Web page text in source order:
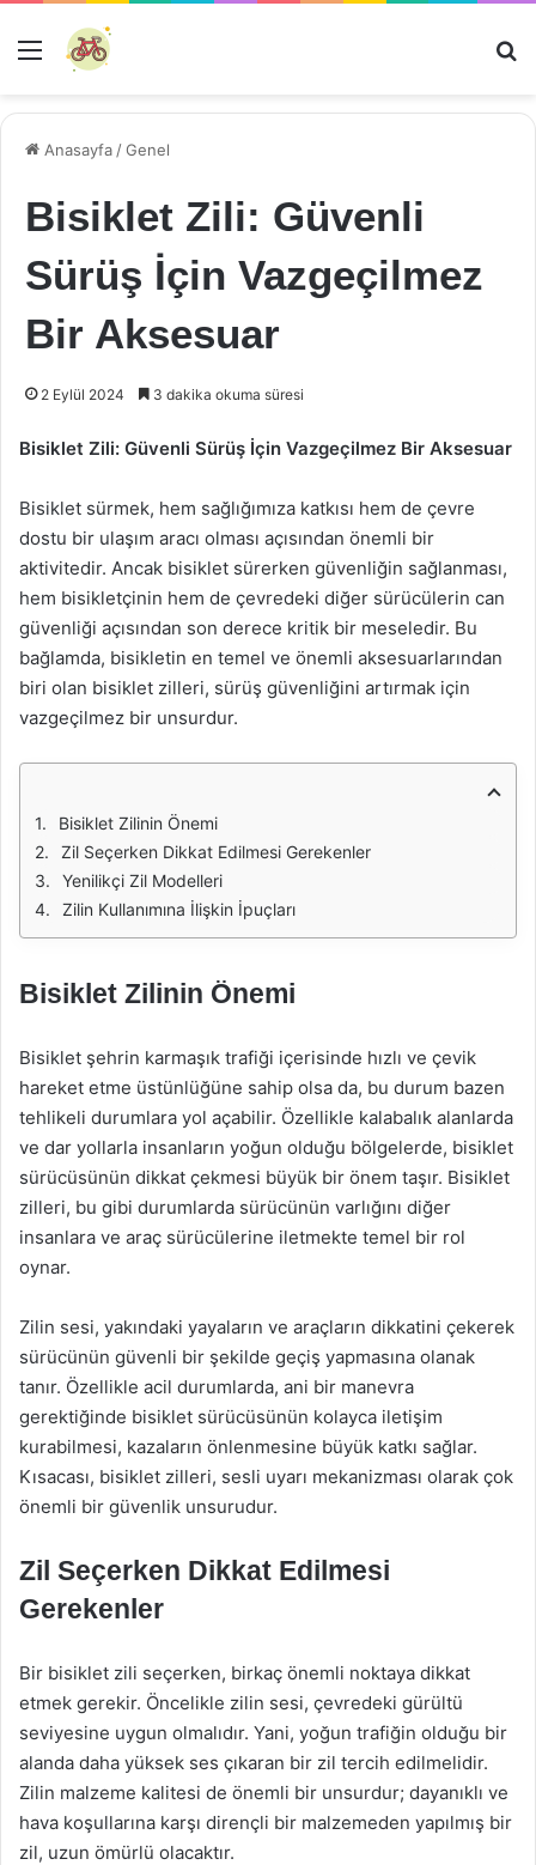
Menü
Anasayfa /Genel
Bisiklet Zili: Güvenli
Sürüş İçin Vazgeçilmez
Bir Aksesuar
2 Eylül 2024 3 dakika okuma süresi
Bisiklet Zili: Güvenli Sürüş İçin Vazgeçilmez Bir Aksesuar
Bisiklet sürmek, hem sağlığımıza katkısı hem de çevre
dostu bir ulaşım aracı olması açısından önemli bir
aktivitedir. Ancak bisiklet sürerken güvenliğin sağlanması,
hem bisikletçinin hem de çevredeki diğer sürücülerin can
güvenliği açısından son derece kritik bir meseledir. Bu
bağlamda, bisikletin en temel ve önemli aksesuarlarından
biri olan bisiklet zilleri, sürüş güvenliğini artırmak için
vazgeçilmez bir unsurdur.
Bisiklet Zilinin Önemi
Zil Seçerken Dikkat Edilmesi Gerekenler
Yenilikçi Zil Modelleri
Zilin Kullanımına İlişkin İpuçları
Bisiklet Zilinin Önemi
Bisiklet şehrin karmaşık trafiği içerisinde hızlı ve çevik
hareket etme üstünlüğüne sahip olsa da, bu durum bazen
tehlikeli durumlara yol açabilir. Özellikle kalabalık alanlarda
ve dar yollarla insanların yoğun olduğu bölgelerde, bisiklet
sürücüsünün dikkat çekmesi büyük bir önem taşır. Bisiklet
zilleri, bu gibi durumlarda sürücünün varlığını diğer
insanlara ve araç sürücülerine iletmekte temel bir rol
oynar.
Zilin sesi, yakındaki yayaların ve araçların dikkatini çekerek
sürücünün güvenli bir şekilde geçiş yapmasına olanak
tanır. Özellikle acil durumlarda, ani bir manevra
gerektiğinde bisiklet sürücüsünün kolayca iletişim
kurabilmesi, kazaların önlenmesine büyük katkı sağlar.
Kısacası, bisiklet zilleri, sesli uyarı mekanizması olarak çok
önemli bir güvenlik unsurudur.
Zil Seçerken Dikkat Edilmesi
Gerekenler
Bir bisiklet zili seçerken, birkaç önemli noktaya dikkat
etmek gerekir. Öncelikle zilin sesi, çevredeki gürültü
seviyesine uygun olmalıdır. Yani, yoğun trafiğin olduğu bir
alanda daha yüksek ses çıkaran bir zil tercih edilmelidir.
Zilin malzeme kalitesi de önemli bir unsurdur; dayanıklı ve
hava koşullarına karşı dirençli bir malzemeden yapılmış bir
zil, uzun ömürlü olacaktır.